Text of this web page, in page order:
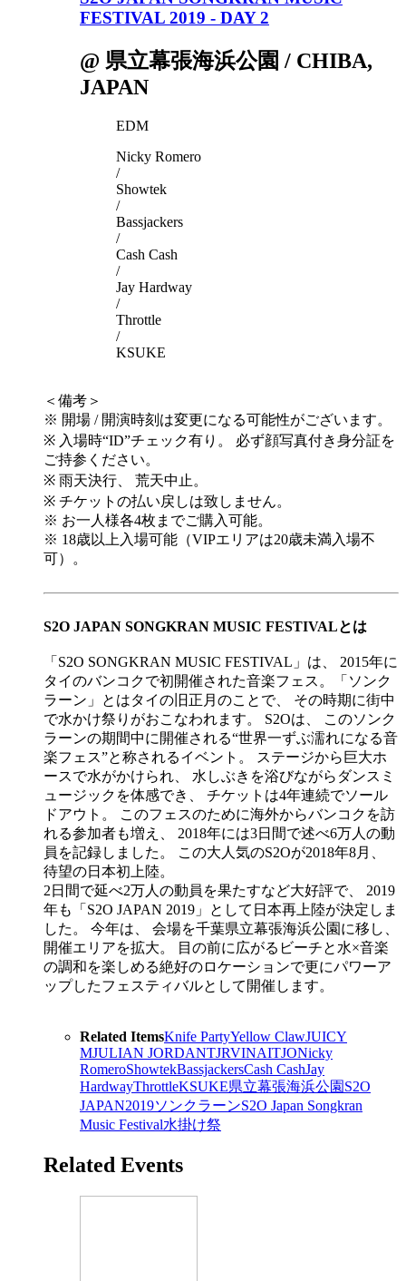
FESTIVAL 2019 - DAY 2
@ 県立幕張海浜公園 / CHIBA,
JAPAN
EDM
Nicky Romero
/
Showtek
/
Bassjackers
/
Cash Cash
/
Jay Hardway
/
Throttle
/
KSUKE
＜備考＞
※ 開場 / 開演時刻は変更になる可能性がございます。
※ 入場時“ID”チェック有り。 必ず顔写真付き身分証を
ご持参ください。
※ 雨天決行、 荒天中止。
※ チケットの払い戻しは致しません。
※ お一人様各4枚までご購入可能。
※ 18歳以上入場可能（VIPエリアは20歳未満入場不
可）。
S2O JAPAN SONGKRAN MUSIC FESTIVALとは
「S2O SONGKRAN MUSIC FESTIVAL」は、 2015年に
タイのバンコクで初開催された音楽フェス。「ソンク
ラーン」とはタイの旧正月のことで、 その時期に街中
で水かけ祭りがおこなわれます。 S2Oは、 このソンク
ラーンの期間中に開催される“世界一ずぶ濡れになる音
楽フェス”と称されるイベント。 ステージから巨大ホ
ースで水がかけられ、 水しぶきを浴びながらダンスミ
ュージックを体感でき、 チケットは4年連続でソール
ドアウト。 このフェスのために海外からバンコクを訪
れる参加者も増え、 2018年には3日間で述べ6万人の動
員を記録しました。 この大人気のS2Oが2018年8月、
待望の日本初上陸。
2日間で延べ2万人の動員を果たすなど大好評で、 2019
年も「S2O JAPAN 2019」として日本再上陸が決定しま
した。 今年は、 会場を千葉県立幕張海浜公園に移し、
開催エリアを拡大。 目の前に広がるビーチと水×音楽
の調和を楽しめる絶好のロケーションで更にパワーア
ップしたフェスティバルとして開催します。
Related ItemsKnife PartyYellow ClawJUICY
MJULIAN JORDANTJRVINAITJONicky
RomeroShowtekBassjackersCash CashJay
HardwayThrottleKSUKE県立幕張海浜公園 S2O
JAPAN2019ソンクラーンS2O Japan Songkran
Music Festival水掛け祭
Related Events